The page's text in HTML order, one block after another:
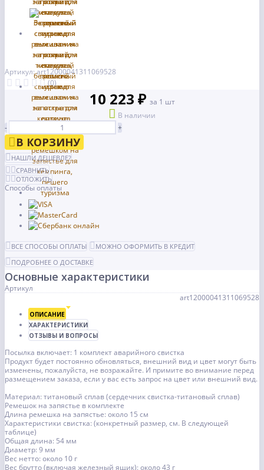
Артикул: art12000041311069528
(0)
10 223 ₽ за 1 шт
В наличии
-
+
В КОРЗИНУ
НАШЛИ ДЕШЕВЛЕ?
СРАВНИТЬ
ОТЛОЖИТЬ
Способы оплаты
ВСЕ СПОСОБЫ ОПЛАТЫ
МОЖНО ОФОРМИТЬ В КРЕДИТ
ПОДРОБНЕЕ О ДОСТАВКЕ
Основные характеристики
Артикул
art12000041311069528
ОПИСАНИЕ
ХАРАКТЕРИСТИКИ
ОТЗЫВЫ И ВОПРОСЫ
Посылка включает: 1 комплект аварийного свистка
Продукт будет постоянно обновляться, внешний вид и цвет могут быть
изменены, пожалуйста, не возражайте. И примите во внимание перед
размещением заказа, если у вас есть запрос на цвет или внешний вид.
Материал: титановый сплав (сердечник свистка-титановый сплав)
Ремешок на запястье в комплекте
Длина ремешка на запястье: около 15 см
Характеристики свистка: (конкретный размер, см. В следующей
таблице)
Общая длина: 54 мм
Диаметр: 9 мм
Вес нетто: около 10 г
Вес брутто (включая железный ящик): около 43 г